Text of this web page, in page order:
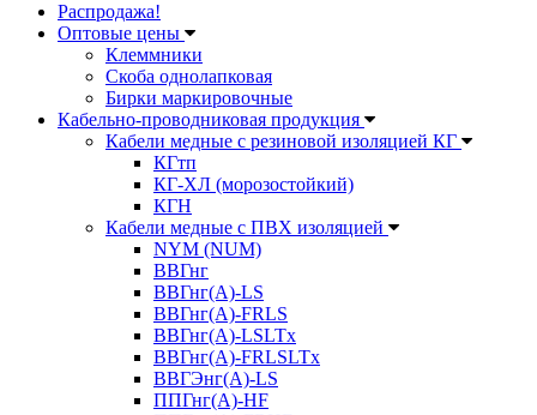
Распродажа!
Оптовые цены
Клеммники
Скоба однолапковая
Бирки маркировочные
Кабельно-проводниковая продукция
Кабели медные с резиновой изоляцией КГ
КГтп
КГ-ХЛ (морозостойкий)
КГН
Кабели медные с ПВХ изоляцией
NYM (NUM)
ВВГнг
ВВГнг(А)-LS
ВВГнг(А)-FRLS
ВВГнг(A)-LSLTx
ВВГнг(A)-FRLSLTx
ВВГЭнг(А)-LS
ППГнг(А)-HF